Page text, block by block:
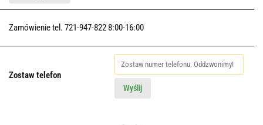
Zamówienie tel. 721-947-822 8:00-16:00
Zostaw telefon
Wyślij